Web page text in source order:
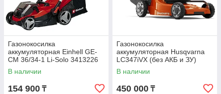
Газонокосилка
аккумуляторная Einhell GE-
CM 36/34-1 Li-Solo 3413226
В наличии
154 900 ₸
Газонокосилка
аккумуляторная Husqvarna
LC347iVX (без АКБ и ЗУ)
9678623-01
В наличии
450 000 ₸